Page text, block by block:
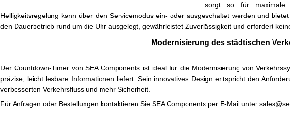
sorgt so für maximale
Helligkeitsregelung kann über den Servicemodus ein- oder ausgeschaltet werden und
den Dauerbetrieb rund um die Uhr ausgelegt, gewährleistet Zuverlässigkeit und erfordert
Modernisierung des städtischen
Der Countdown-Timer von SEA Components ist ideal für die Modernisierung von
präzise, ​​leicht lesbare Informationen liefert. Sein innovatives Design entspricht den
verbesserten Verkehrsfluss und mehr Sicherheit.
Für Anfragen oder Bestellungen kontaktieren Sie SEA Components per E-Mail unter